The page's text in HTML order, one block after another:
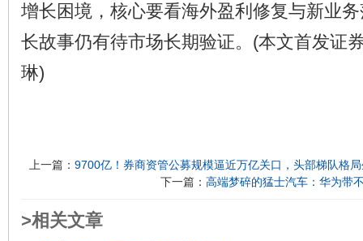
增长困境，核心要看海外盈利修复与新业
长故事仍有待市场长期验证。(本文首发证
琳)
上一篇： 9700亿！券商资管公募规模逼近万亿关口，头部梯队格
下一篇： 高端梦碎的猛士汽车：华为带
>相关文章